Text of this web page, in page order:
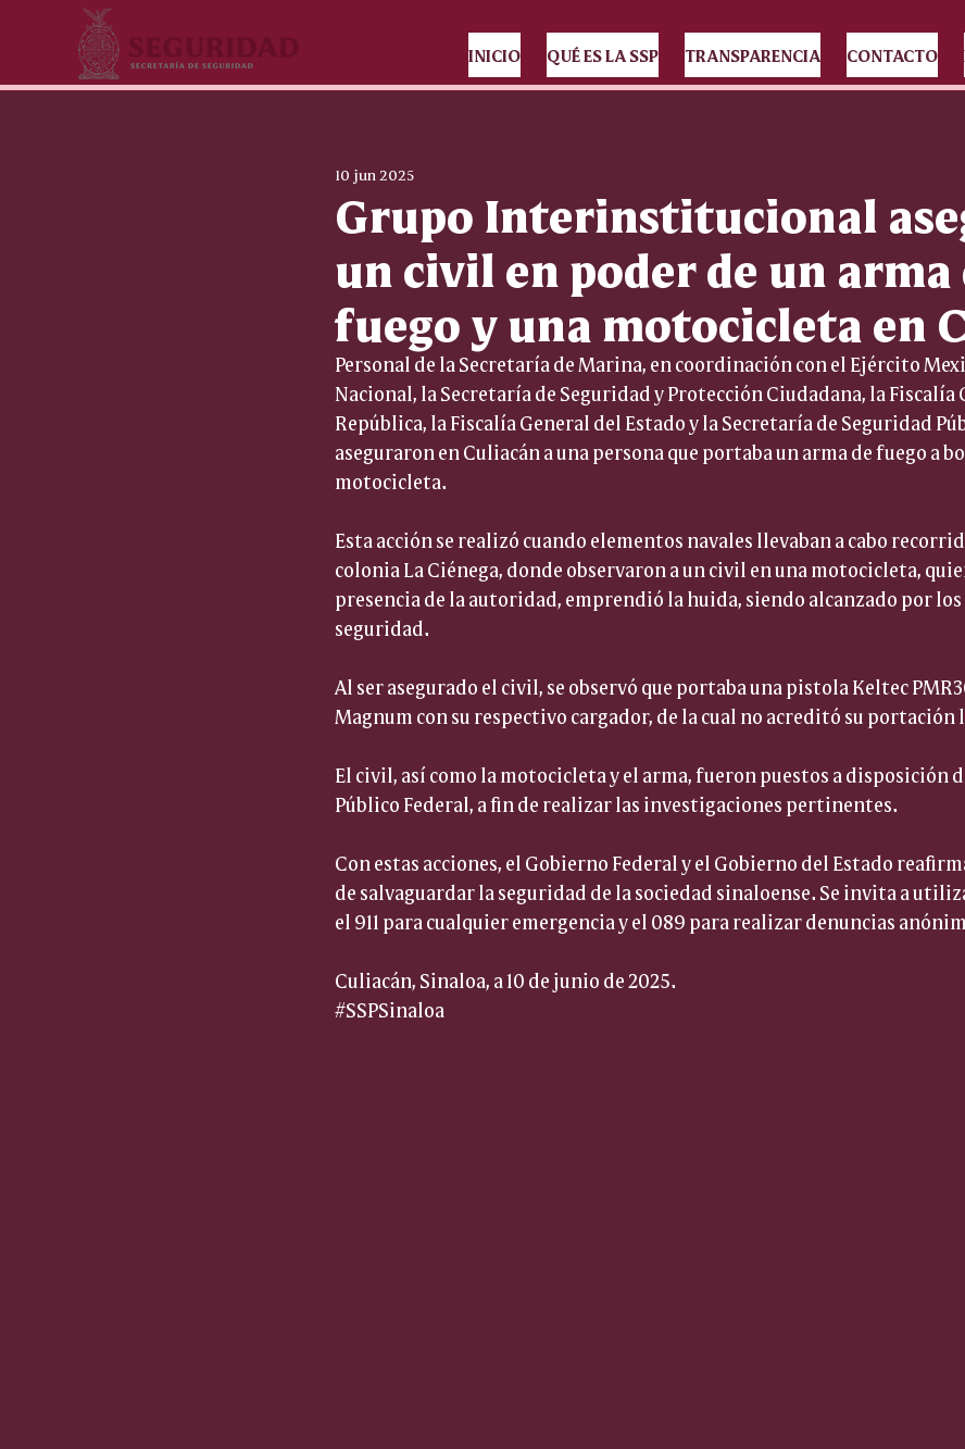
INICIO QUÉ ES LA SSP TRANSPARENCIA CONTACTO
Grupo Interinstitucional
un civil en poder de un arma
fuego y una motocicleta en
10 jun 2025
Personal de la Secretaría de Marina, en coordinación con el Ejército
Nacional, la Secretaría de Seguridad y Protección Ciudadana, la Fiscalía
República, la Fiscalía General del Estado y la Secretaría de Seguridad
aseguraron en Culiacán a una persona que portaba un arma de fuego a
motocicleta.
Esta acción se realizó cuando elementos navales llevaban a cabo
colonia La Ciénega, donde observaron a un civil en una motocicleta,
presencia de la autoridad, emprendió la huida, siendo alcanzado por
seguridad.
Al ser asegurado el civil, se observó que portaba una pistola Keltec
Magnum con su respectivo cargador, de la cual no acreditó su portación
El civil, así como la motocicleta y el arma, fueron puestos a disposición
Público Federal, a fin de realizar las investigaciones pertinentes.
Con estas acciones, el Gobierno Federal y el Gobierno del Estado
de salvaguardar la seguridad de la sociedad sinaloense. Se invita a
el 911 para cualquier emergencia y el 089 para realizar denuncias
Culiacán, Sinaloa, a 10 de junio de 2025.
#SSPSinaloa